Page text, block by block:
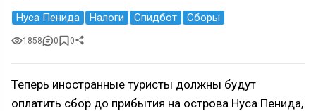
Нуса Пенида Налоги Спидбот Сборы
1858 0 0
Теперь иностранные туристы должны будут
оплатить сбор до прибытия на острова Нуса Пенида,